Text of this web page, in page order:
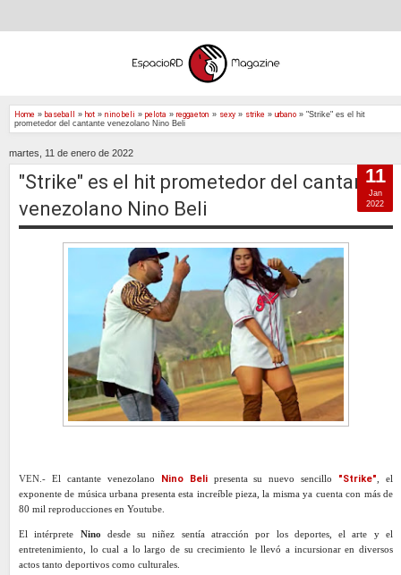
Home » baseball » hot » nino beli » pelota » reggaeton » sexy » strike » urbano » "Strike" es el hit
prometedor del cantante venezolano Nino Beli
martes, 11 de enero de 2022
"Strike" es el hit prometedor del cantante
venezolano Nino Beli
VEN.- El cantante venezolano Nino Beli presenta su nuevo sencillo "Strike" , el
exponente de música urbana presenta esta increíble pieza, la misma ya cuenta con más de
80 mil reproducciones en Youtube.
El intérprete Nino desde su niñez sentía atracción por los deportes, el arte y el
entretenimiento, lo cual a lo largo de su crecimiento le llevó a incursionar en diversos
actos tanto deportivos como culturales.
11
Jan
2022